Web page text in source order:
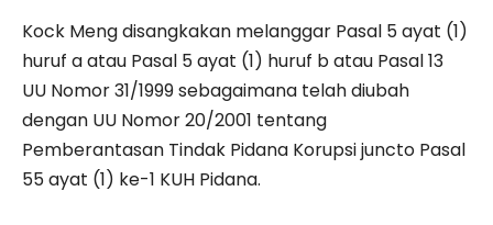
Kock Meng disangkakan melanggar Pasal 5 ayat (1)
huruf a atau Pasal 5 ayat (1) huruf b atau Pasal 13
UU Nomor 31/1999 sebagaimana telah diubah
dengan UU Nomor 20/2001 tentang
Pemberantasan Tindak Pidana Korupsi juncto Pasal
55 ayat (1) ke-1 KUH Pidana.